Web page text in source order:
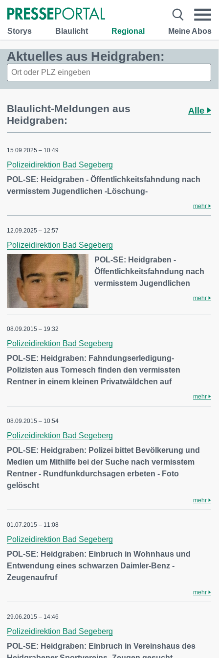
Storys Blaulicht Regional Meine Abos
Aktuelles aus Heidgraben:
Blaulicht-Meldungen aus
Heidgraben:
Alle
15.09.2025 – 10:49
Polizeidirektion Bad Segeberg
POL-SE: Heidgraben - Öffentlichkeitsfahndung nach
vermisstem Jugendlichen -Löschung-
mehr
12.09.2025 – 12:57
Polizeidirektion Bad Segeberg
POL-SE: Heidgraben -
Öffentlichkeitsfahndung nach
vermisstem Jugendlichen
mehr
08.09.2015 – 19:32
Polizeidirektion Bad Segeberg
POL-SE: Heidgraben: Fahndungserledigung-
Polizisten aus Tornesch finden den vermissten
Rentner in einem kleinen Privatwäldchen auf
mehr
08.09.2015 – 10:54
Polizeidirektion Bad Segeberg
POL-SE: Heidgraben: Polizei bittet Bevölkerung und
Medien um Mithilfe bei der Suche nach vermisstem
Rentner - Rundfunkdurchsagen erbeten - Foto
gelöscht
mehr
01.07.2015 – 11:08
Polizeidirektion Bad Segeberg
POL-SE: Heidgraben: Einbruch in Wohnhaus und
Entwendung eines schwarzen Daimler-Benz -
Zeugenaufruf
mehr
29.06.2015 – 14:46
Polizeidirektion Bad Segeberg
POL-SE: Heidgraben: Einbruch in Vereinshaus des